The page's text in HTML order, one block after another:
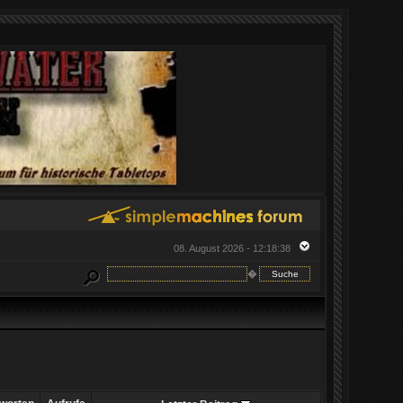
08. August 2026 - 12:18:38
�